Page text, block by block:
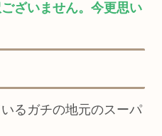
ざいません。今更思い
るガチの地元のスーパ